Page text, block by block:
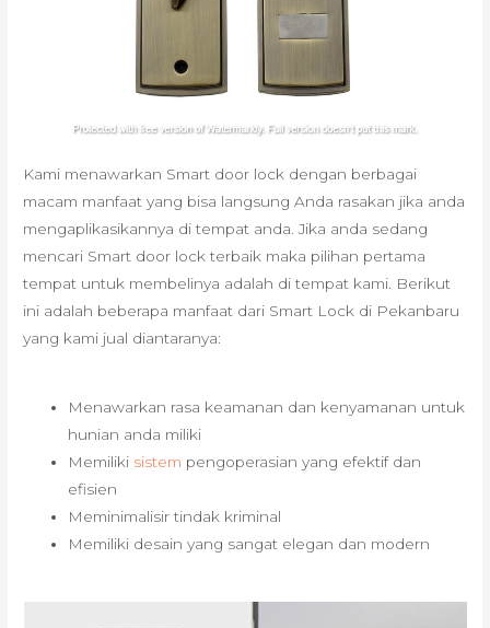
Kami menawarkan Smart door lock dengan berbagai
macam manfaat yang bisa langsung Anda rasakan jika anda
mengaplikasikannya di tempat anda. Jika anda sedang
mencari Smart door lock terbaik maka pilihan pertama
tempat untuk membelinya adalah di tempat kami. Berikut
ini adalah beberapa manfaat dari Smart Lock di Pekanbaru
yang kami jual diantaranya:
Menawarkan rasa keamanan dan kenyamanan untuk
hunian anda miliki
Memiliki sistem pengoperasian yang efektif dan
efisien
Meminimalisir tindak kriminal
Memiliki desain yang sangat elegan dan modern